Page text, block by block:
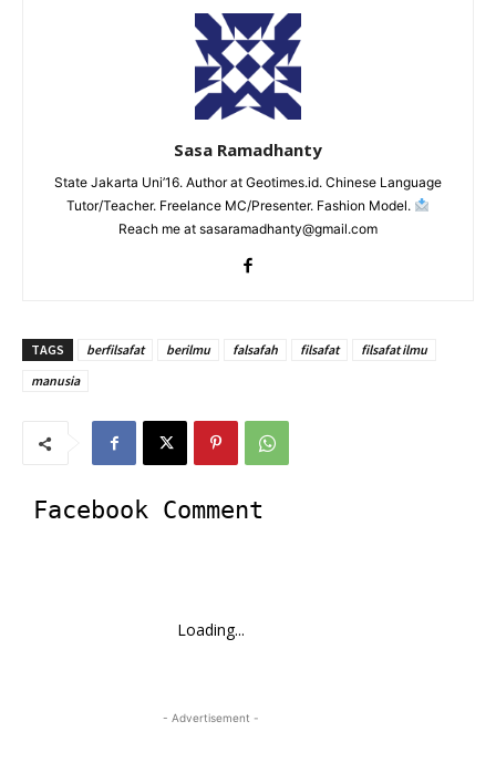
Sasa Ramadhanty
State Jakarta Uni’16. Author at Geotimes.id. Chinese Language
Tutor/Teacher. Freelance MC/Presenter. Fashion Model.
Reach me at sasaramadhanty@gmail.com
TAGS berfilsafat berilmu falsafah filsafat
filsafat ilmu
manusia
Facebook Comment
Loading...
- Advertisement -